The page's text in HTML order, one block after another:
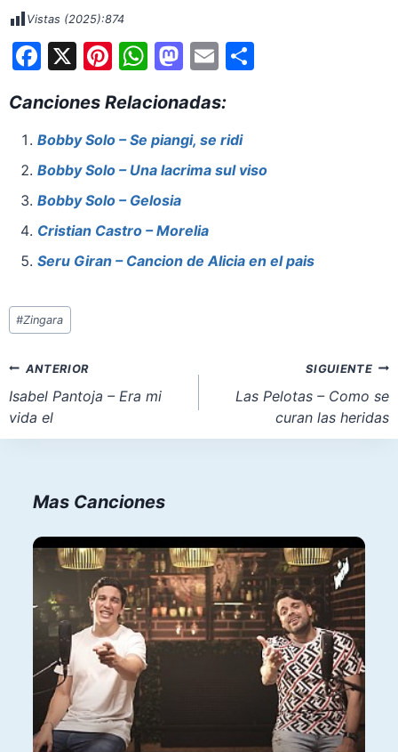
Vistas (2025):874
F
c
e
b
o
o
k
X Pi
er
e
st
W
at
s
A
p
p
M
st
o
d
n
E
ai
l
S
Canciones Relacionadas:
Bobby Solo – Se piangi, se ridi
Bobby Solo – Una lacrima sul viso
Bobby Solo – Gelosia
Cristian Castro – Morelia
Seru Giran – Cancion de Alicia en el pais
Etiquetas
de
entrada:
#Zingara
Navegación
de
entradas
ANTERIOR
Isabel Pantoja – Era mi
vida el
SIGUIENTE
Las Pelotas – Como se
curan las heridas
Mas Canciones